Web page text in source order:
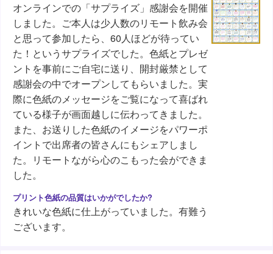
オンラインでの「サプライズ」感謝会を開催
しました。ご本人は少人数のリモート飲み会
と思って参加したら、60人ほどが待ってい
た！というサプライズでした。色紙とプレゼ
ントを事前にご自宅に送り、開封厳禁として
感謝会の中でオープンしてもらいました。実
際に色紙のメッセージをご覧になって喜ばれ
ている様子が画面越しに伝わってきました。
また、お送りした色紙のイメージをパワーポ
イントで出席者の皆さんにもシェアしまし
た。リモートながら心のこもった会ができま
した。
きれいな色紙に仕上がっていました。有難う
ございます。